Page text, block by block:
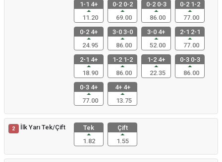
1-1 4+
11.20
0-2 0-2
69.00
0-2 0-3
86.00
0-2 1-2
77.00
0-2 4+
24.95
3-0 3-0
86.00
3-0 4+
52.00
2-1 2-1
77.00
2-1 4+
18.90
1-2 1-2
86.00
1-2 4+
22.35
0-3 0-3
86.00
0-3 4+
77.00
4+ 4+
13.75
2 İlk Yarı Tek/Çift
Tek
1.82
Çift
1.55